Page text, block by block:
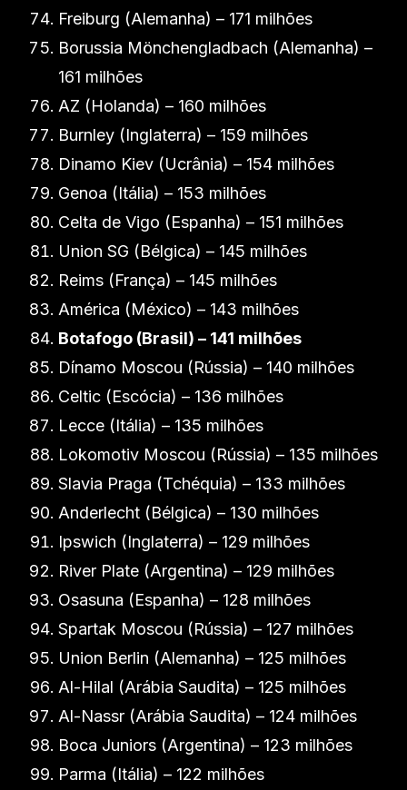
Freiburg (Alemanha) – 171 milhões
Borussia Mönchengladbach (Alemanha) –
161 milhões
AZ (Holanda) – 160 milhões
Burnley (Inglaterra) – 159 milhões
Dinamo Kiev (Ucrânia) – 154 milhões
Genoa (Itália) – 153 milhões
Celta de Vigo (Espanha) – 151 milhões
Union SG (Bélgica) – 145 milhões
Reims (França) – 145 milhões
América (México) – 143 milhões
Botafogo (Brasil) – 141 milhões
Dínamo Moscou (Rússia) – 140 milhões
Celtic (Escócia) – 136 milhões
Lecce (Itália) – 135 milhões
Lokomotiv Moscou (Rússia) – 135 milhões
Slavia Praga (Tchéquia) – 133 milhões
Anderlecht (Bélgica) – 130 milhões
Ipswich (Inglaterra) – 129 milhões
River Plate (Argentina) – 129 milhões
Osasuna (Espanha) – 128 milhões
Spartak Moscou (Rússia) – 127 milhões
Union Berlin (Alemanha) – 125 milhões
Al-Hilal (Arábia Saudita) – 125 milhões
Al-Nassr (Arábia Saudita) – 124 milhões
Boca Juniors (Argentina) – 123 milhões
Parma (Itália) – 122 milhões